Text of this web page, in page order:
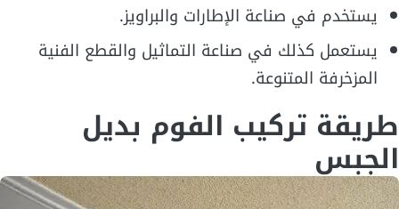
يستخدم في صناعة الإطارات والبراويز.
يستعمل كذلك في صناعة التماثيل والقطع الفنية
المزخرفة المتنوعة.
طريقة تركيب الفوم بديل
الجبس